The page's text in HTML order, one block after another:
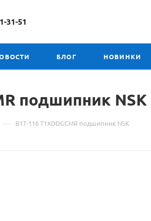
31-51
БЛОГ НОВИНКИ
подшипник NSK
— B17-116 T1XDDGCMR подшипник NSK